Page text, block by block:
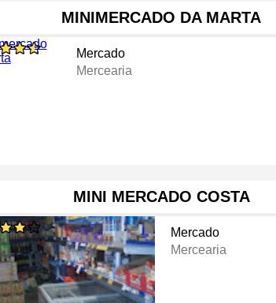
MINIMERCADO DA MARTA
Mercado
Mercearia
MINI MERCADO COSTA
Mercado
Mercearia